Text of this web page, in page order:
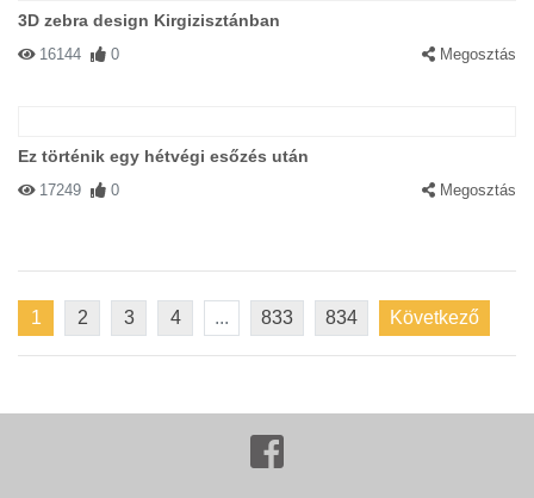
3D zebra design Kirgizisztánban
16144 0 Megosztás
Ez történik egy hétvégi esőzés után
17249 0 Megosztás
1 2 3 4 ... 833 834 Következő